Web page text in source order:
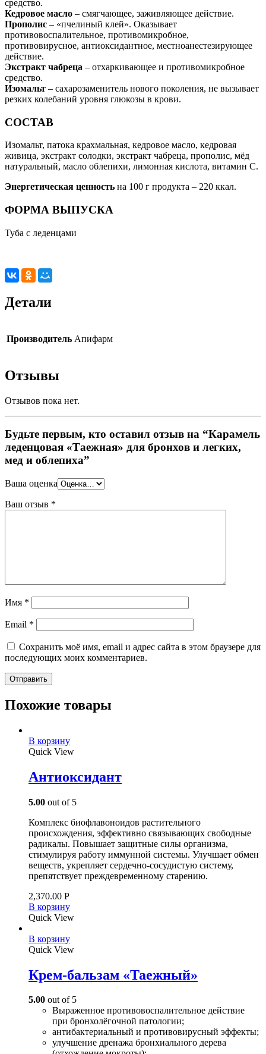
средство.
Кедровое масло – смягчающее, заживляющее действие.
Прополис – «пчелиный клей». Оказывает
противовоспалительное, противомикробное,
противовирусное, антиоксидантное, местноанестезирующее
действие.
Экстракт чабреца – отхаркивающее и противомикробное
средство.
Изомальт – сахарозаменитель нового поколения, не вызывает
резких колебаний уровня глюкозы в крови.
СОСТАВ
Изомальт, патока крахмальная, кедровое масло, кедровая
живица, экстракт солодки, экстракт чабреца, прополис, мёд
натуральный, масло облепихи, лимонная кислота, витамин С.
Энергетическая ценность на 100 г продукта – 220 ккал.
ФОРМА ВЫПУСКА
Туба с леденцами
Детали
Производитель Апифарм
Отзывы
Отзывов пока нет.
Будьте первым, кто оставил отзыв на “Карамель
леденцовая «Таежная» для бронхов и легких,
мед и облепиха”
Ваша оценка
Ваш отзыв *
Имя *
Email *
Сохранить моё имя, email и адрес сайта в этом браузере для
последующих моих комментариев.
Похожие товары
В корзину
Quick View
Антиоксидант
5.00 out of 5
Комплекс биофлавоноидов растительного
происхождения, эффективно связывающих свободные
радикалы. Повышает защитные силы организма,
стимулируя работу иммунной системы. Улучшает обмен
веществ, укрепляет сердечно-сосудистую систему,
препятствует преждевременному старению.
2,370.00 Р
В корзину
Quick View
В корзину
Quick View
Крем-бальзам «Таежный»
5.00 out of 5
Выраженное противовоспалительное действие
при бронхолёгочной патологии;
антибактериальный и противовирусный эффекты;
улучшение дренажа бронхиального дерева